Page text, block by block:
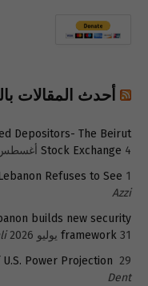
أحدث المقالات
Depositors- The Beirut
Stock Exchange 4 أغسطس 2026
Refuses to See 1 أغسطس 2026
Azzi
builds new security
framework 31 يوليو 2026
Power Projection 29 يوليو 2026
Dent